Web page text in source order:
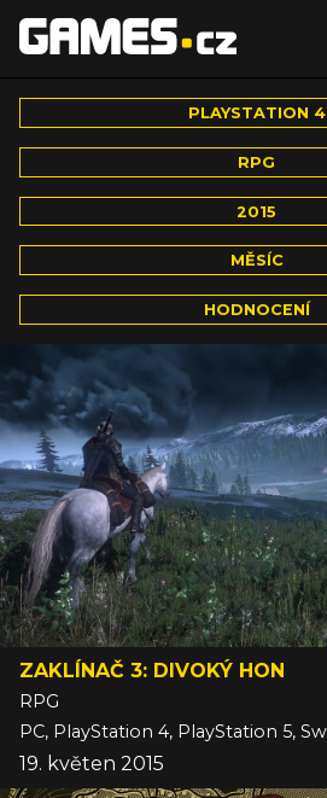
PLAYSTATION 4
RPG
2015
MĚSÍC
HODNOCENÍ
ZAKLÍNAČ 3: DIVOKÝ HON
RPG
19. květen 2015